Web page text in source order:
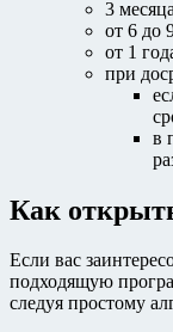
3
от 6 до
от 1
при
в
Как
Если вас
подходящую
следуя простому